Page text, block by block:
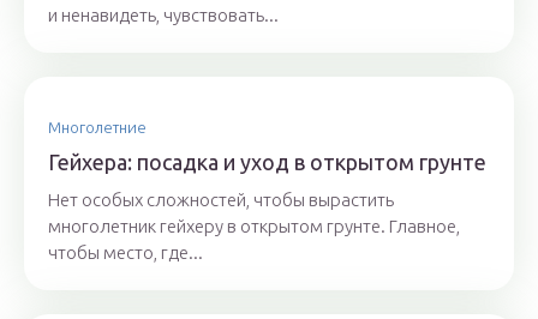
и ненавидеть, чувствовать...
Многолетние
Гейхера: посадка и уход в открытом грунте
Нет особых сложностей, чтобы вырастить
многолетник гейхеру в открытом грунте. Главное,
чтобы место, где...